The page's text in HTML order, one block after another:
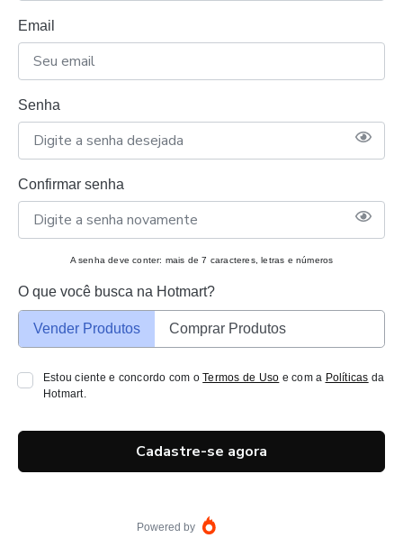
Email
Senha
Confirmar senha
A senha deve conter: mais de 7 caracteres, letras e números
O que você busca na Hotmart?
Vender Produtos Comprar Produtos
Estou ciente e concordo com oTermos de Uso e com a Políticas da
Hotmart.
Cadastre-se agora
Powered by